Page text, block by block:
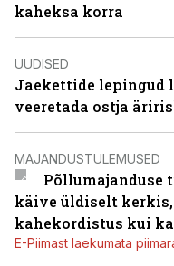
kaheksa korra
UUDISED
Jaekettide lepingud
veeretada ostja
MAJANDUSTULEMUSED
Põllumajanduse
käive üldiselt
kahekordistus kui
E-Piimast laekumata